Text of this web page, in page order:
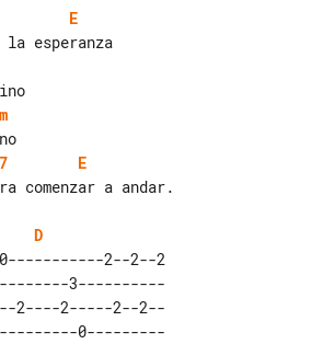
E
E
comenzar a andar.
D
2--2--2
3----------
2----2-----2--2--
0---------